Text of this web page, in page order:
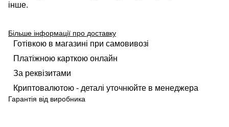
інше.
Більше інформації про доставку
Готівкою в магазині при самовивозі
Платіжною карткою онлайн
За реквізитами
Криптовалютою - деталі уточнюйте в менеджера
Гарантія від виробника